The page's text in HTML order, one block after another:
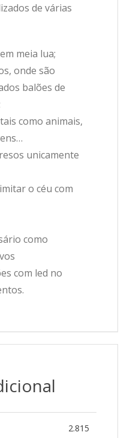
de várias
meia lua;
onde são
balões de
como animais,
unicamente
o céu com
como
com led no
2.815